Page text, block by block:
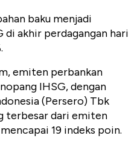
baku menjadi
akhir perdagangan hari
emiten perbankan
IHSG, dengan
(Persero) Tbk
terbesar dari emiten
19 indeks poin.